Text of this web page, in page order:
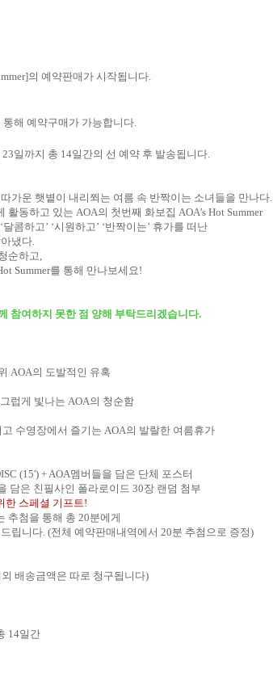
의 예약판매가 시작됩니다.
해 예약구매가 가능합니다.
23일까지 총 14일간의 선 예약 후 발송됩니다.
따가운 햇볕이 내리쬐는 여름 속 반짝이는 소녀들을 만나다.
활동하고 있는 AOA의 첫번째 화보집 AOA’s Hot Summer
‘달콤하고’ ‘시원하고’ ‘반짝이는’ 휴가를 떠난
냈다.
순하고,
Summer를 통해 만나보세요!
참여하지 못한 점 양해 부탁드리겠습니다.
AOA의 도발적인 유혹
럽게 빛나는 AOA의 청순함
고 수영장에서 즐기는 AOA의 발랄한 여름휴가
(15') + AOA멤버들을 담은 단체 포스터
담은 친필사인 폴라로이드 30장 랜덤 첨부
한 스페셜 기프트!
추첨을 통해 총 20분에게
립니다. (전체 예약판매내역에서 20분 추첨으로 증정)
배송금액은 따로 청구됩니다)
14일간